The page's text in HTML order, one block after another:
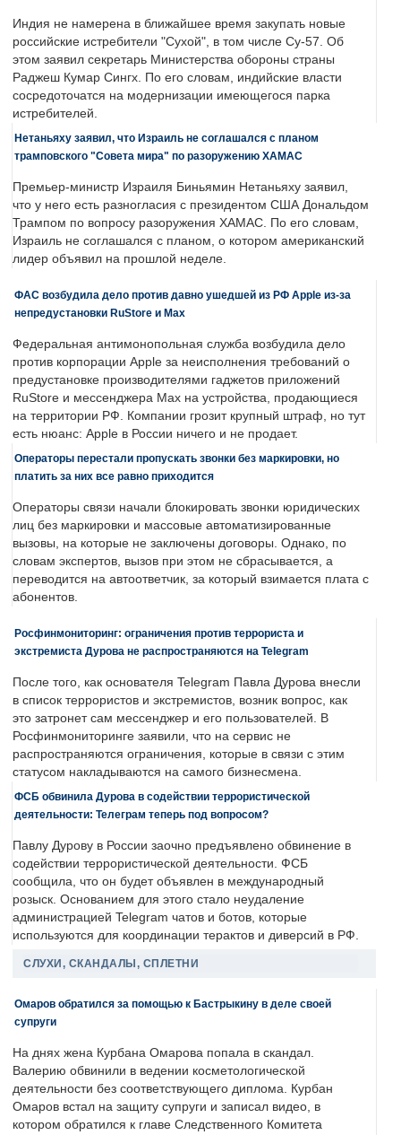
Индия не намерена в ближайшее время закупать новые
российские истребители "Сухой", в том числе Су-57. Об
этом заявил секретарь Министерства обороны страны
Раджеш Кумар Сингх. По его словам, индийские власти
сосредоточатся на модернизации имеющегося парка
истребителей.
Нетаньяху заявил, что Израиль не соглашался с планом
трамповского "Совета мира" по разоружению ХАМАС
Премьер-министр Израиля Биньямин Нетаньяху заявил,
что у него есть разногласия с президентом США Дональдом
Трампом по вопросу разоружения ХАМАС. По его словам,
Израиль не соглашался с планом, о котором американский
лидер объявил на прошлой неделе.
ФАС возбудила дело против давно ушедшей из РФ Apple из-за
непредустановки RuStore и Max
Федеральная антимонопольная служба возбудила дело
против корпорации Apple за неисполнения требований о
предустановке производителями гаджетов приложений
RuStore и мессенджера Max на устройства, продающиеся
на территории РФ. Компании грозит крупный штраф, но тут
есть нюанс: Apple в России ничего и не продает.
Операторы перестали пропускать звонки без маркировки, но
платить за них все равно приходится
Операторы связи начали блокировать звонки юридических
лиц без маркировки и массовые автоматизированные
вызовы, на которые не заключены договоры. Однако, по
словам экспертов, вызов при этом не сбрасывается, а
переводится на автоответчик, за который взимается плата с
абонентов.
Росфинмониторинг: ограничения против террориста и
экстремиста Дурова не распространяются на Telegram
После того, как основателя Telegram Павла Дурова внесли
в список террористов и экстремистов, возник вопрос, как
это затронет сам мессенджер и его пользователей. В
Росфинмониторинге заявили, что на сервис не
распространяются ограничения, которые в связи с этим
статусом накладываются на самого бизнесмена.
ФСБ обвинила Дурова в содействии террористической
деятельности: Телеграм теперь под вопросом?
Павлу Дурову в России заочно предъявлено обвинение в
содействии террористической деятельности. ФСБ
сообщила, что он будет объявлен в международный
розыск. Основанием для этого стало неудаление
администрацией Telegram чатов и ботов, которые
используются для координации терактов и диверсий в РФ.
СЛУХИ, СКАНДАЛЫ, СПЛЕТНИ
Омаров обратился за помощью к Бастрыкину в деле своей
супруги
На днях жена Курбана Омарова попала в скандал.
Валерию обвинили в ведении косметологической
деятельности без соответствующего диплома. Курбан
Омаров встал на защиту супруги и записал видео, в
котором обратился к главе Следственного Комитета